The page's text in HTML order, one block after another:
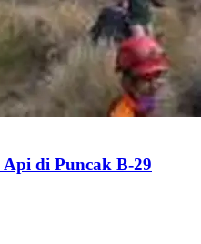
di Puncak B-29